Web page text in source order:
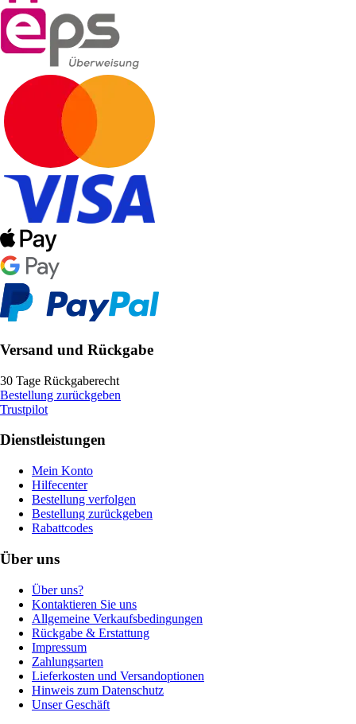
Versand und Rückgabe
30 Tage Rückgaberecht
Bestellung zurückgeben
Trustpilot
Dienstleistungen
Mein Konto
Hilfecenter
Bestellung verfolgen
Bestellung zurückgeben
Rabattcodes
Über uns
Über uns?
Kontaktieren Sie uns
Allgemeine Verkaufsbedingungen
Rückgabe & Erstattung
Impressum
Zahlungsarten
Lieferkosten und Versandoptionen
Hinweis zum Datenschutz
Unser Geschäft